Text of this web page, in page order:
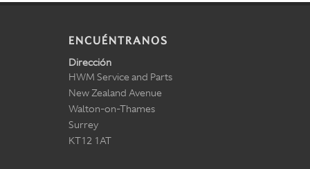
ENCUÉNTRANOS
Dirección
HWM Service and Parts
New Zealand Avenue
Walton-on-Thames
Surrey
KT12 1AT